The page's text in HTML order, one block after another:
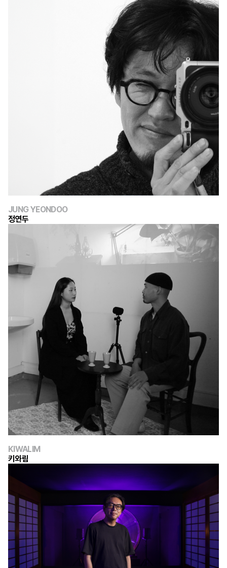
JUNG YEONDOO
정연두
KIWALIM
키와림